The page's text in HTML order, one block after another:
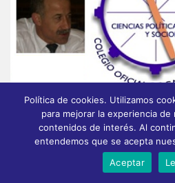
Política de cookies. Utilizamos
para mejorar la experiencia
contenidos de interés. Al
entendemos que se acepta
Aceptar